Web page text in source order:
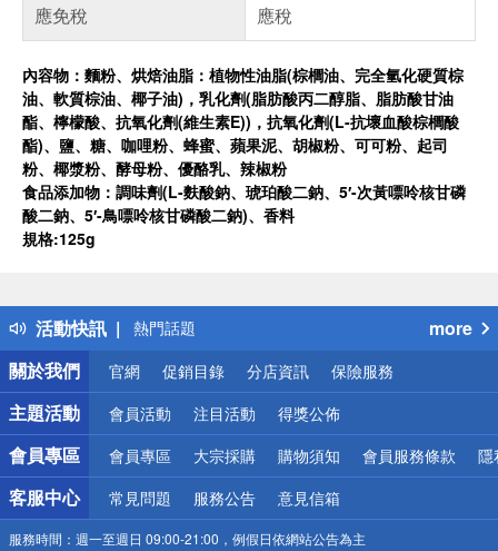
應免稅
應稅
內容物：麵粉、烘焙油脂：植物性油脂(棕櫚油、完全氫化硬質棕
油、軟質棕油、椰子油)，乳化劑(脂肪酸丙二醇脂、脂肪酸甘油
酯、檸檬酸、抗氧化劑(維生素E))，抗氧化劑(L-抗壞血酸棕櫚酸
酯)、鹽、糖、咖哩粉、蜂蜜、蘋果泥、胡椒粉、可可粉、起司
粉、椰漿粉、酵母粉、優酪乳、辣椒粉
食品添加物：調味劑(L-麩酸鈉、琥珀酸二鈉、5′-次黃嘌呤核甘磷
酸二鈉、5′-鳥嘌呤核甘磷酸二鈉)、香料
規格:125g
活動快訊
得獎公告
熱門話題
銀行優惠
偏遠地區配送
詐騙網頁！請小心！
more
關於我們
官網 促銷目錄 分店資訊 保險服務
主題活動 會員活動 注目活動 得獎公佈
會員專區 會員專區 大宗採購 購物須知 會員服務條款 隱
客服中心 常見問題 服務公告 意見信箱
服務時間： 週一至週日 09:00-21:00，例假日依網站公告為主